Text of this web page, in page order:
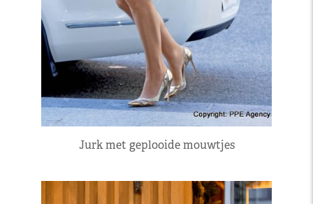
Jurk met geplooide mouwtjes